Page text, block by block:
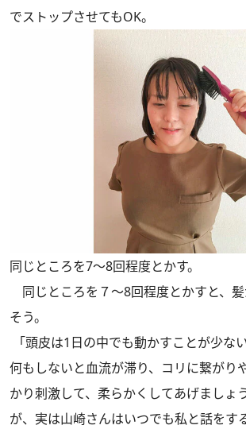
でストップさせてもOK。
同じところを7～8回程度とかす。
同じところを７～8回程度とかすと、
そう。
「頭皮は1日の中でも動かすことが少な
何もしないと血流が滞り、コリに繋がり
かり刺激して、柔らかくしてあげましょ
が、実は山崎さんはいつでも私と話をす